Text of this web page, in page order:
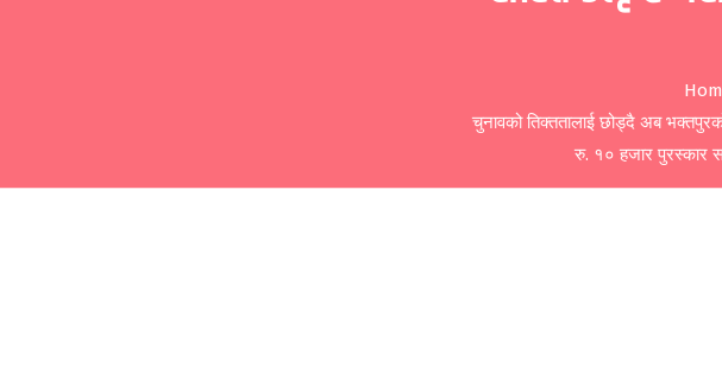
चुनावको तिक्ततालाई छोड्दै अब
रु. १० हजार पुरस्कार